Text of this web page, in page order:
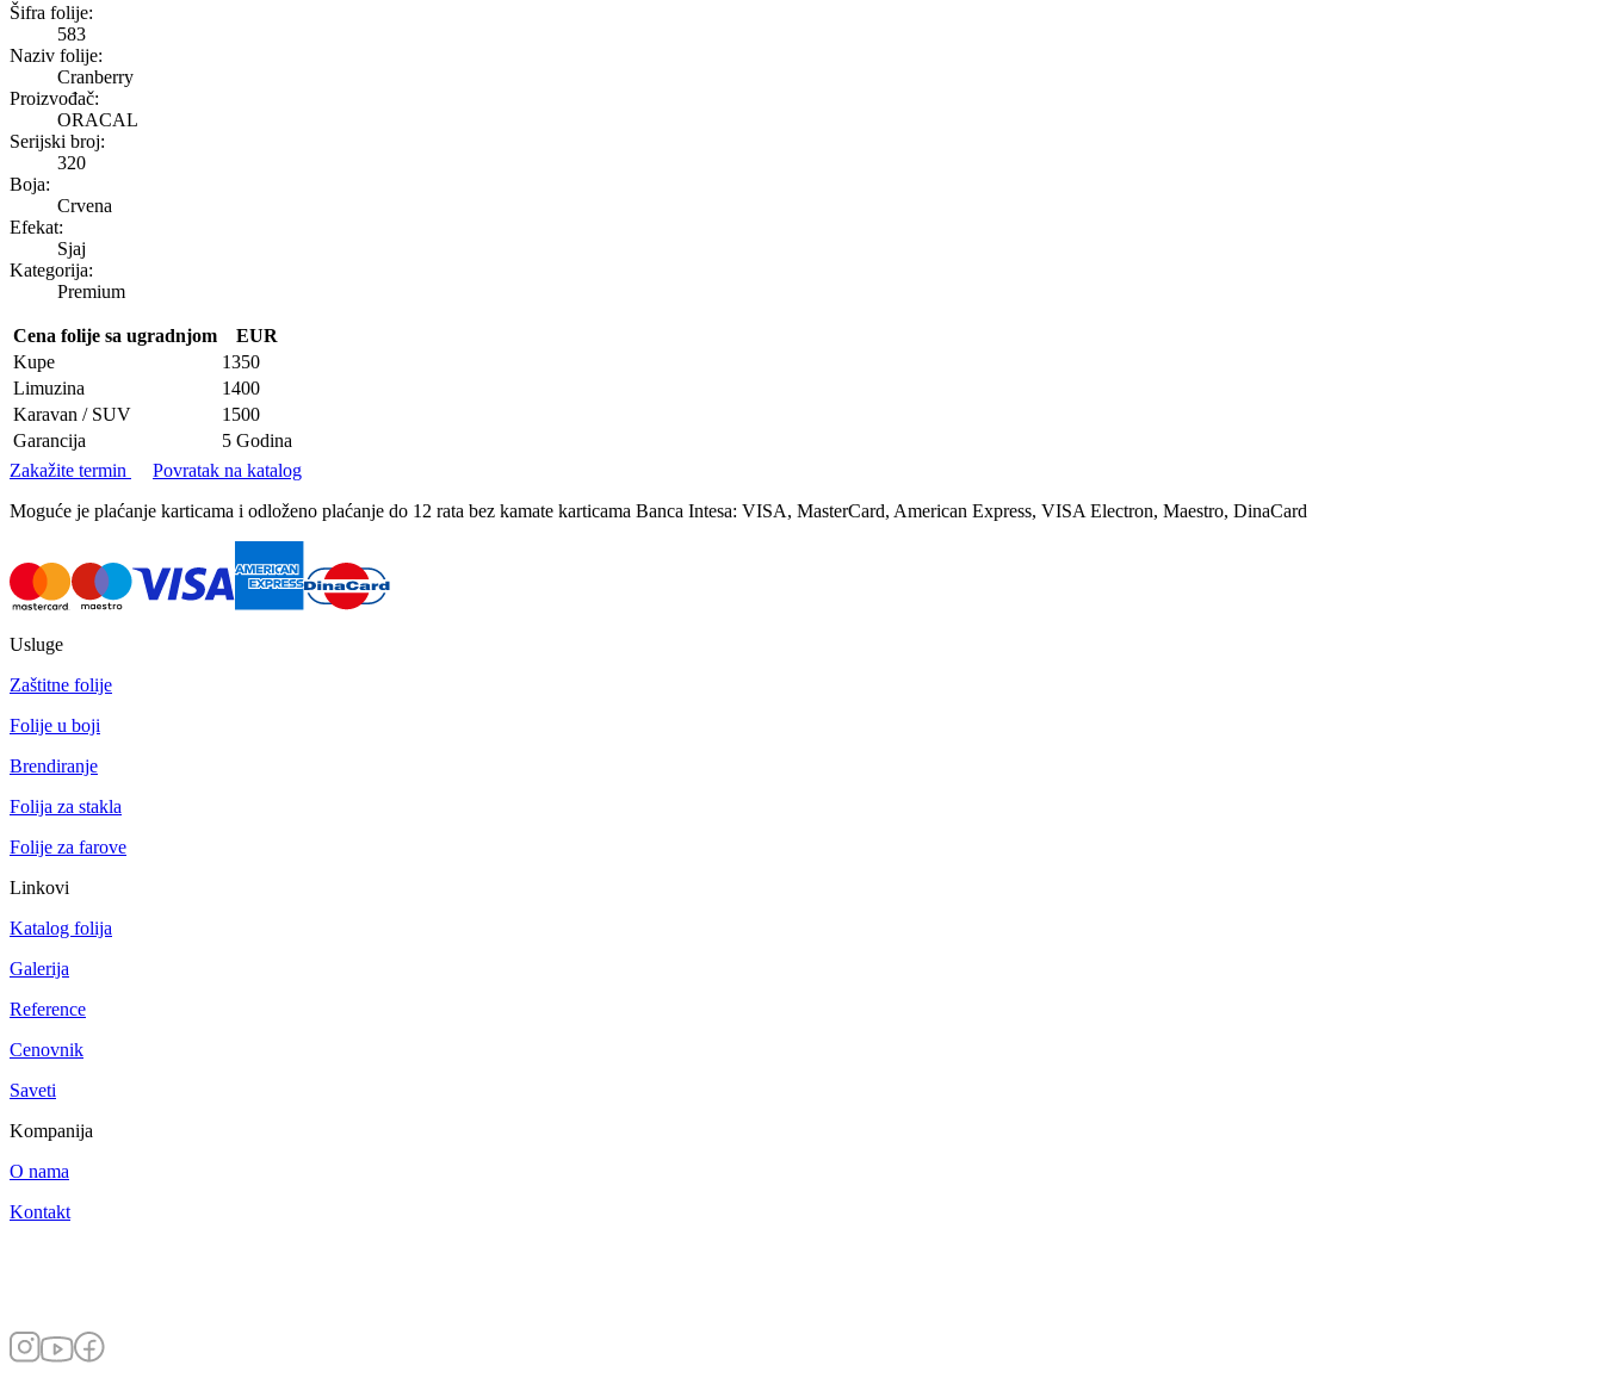
Cranberry
Šifra folije:
583
Naziv folije:
Cranberry
Proizvođač:
ORACAL
Serijski broj:
320
Boja:
Crvena
Efekat:
Sjaj
Kategorija:
Premium
Cena folije sa ugradnjom
EUR
Kupe
1350
Limuzina
1400
Karavan / SUV
1500
Garancija
5 Godina
Zakažite termin
Povratak na katalog
Moguće je plaćanje karticama i odloženo plaćanje do 12 rata bez kamate karticama Banca Intesa: VISA, MasterCard, American Express, VISA Electron, Maestro, DinaCard
Usluge
Zaštitne folije
Folije u boji
Brendiranje
Folija za stakla
Folije za farove
Linkovi
Katalog folija
Galerija
Reference
Cenovnik
Saveti
Kompanija
O nama
Kontakt